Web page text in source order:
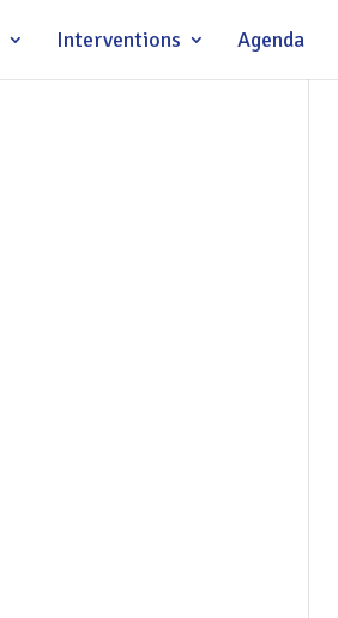
Interventions Agenda